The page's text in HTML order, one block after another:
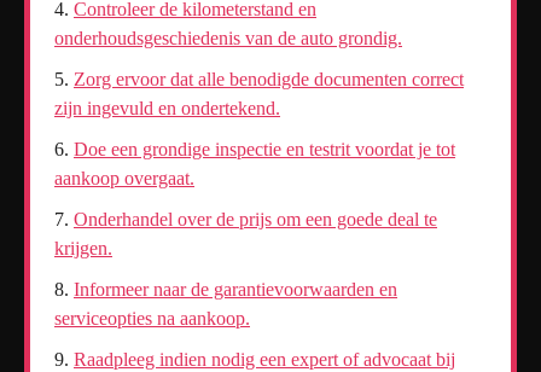
Controleer de kilometerstand en
onderhoudsgeschiedenis van de auto grondig.
Zorg ervoor dat alle benodigde documenten correct
zijn ingevuld en ondertekend.
Doe een grondige inspectie en testrit voordat je tot
aankoop overgaat.
Onderhandel over de prijs om een goede deal te
krijgen.
Informeer naar de garantievoorwaarden en
serviceopties na aankoop.
Raadpleeg indien nodig een expert of advocaat bij